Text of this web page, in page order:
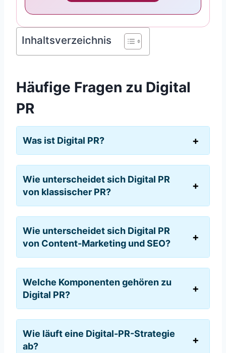
Inhaltsverzeichnis
Häufige Fragen zu Digital
PR
Was ist Digital PR?
Wie unterscheidet sich Digital PR
von klassischer PR?
Wie unterscheidet sich Digital PR
von Content-Marketing und SEO?
Welche Komponenten gehören zu
Digital PR?
Wie läuft eine Digital-PR-Strategie
ab?